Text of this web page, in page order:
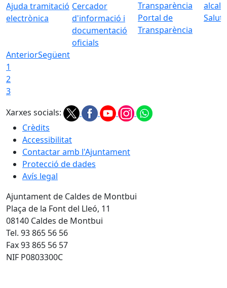
Ajuda tramitació
electrònica
Cercador
d'informació i
documentació
oficials
Portal de
Transparència
AnteriorSegüent
1
2
3
Xarxes socials:
Crèdits
Accessibilitat
Contactar amb l'Ajuntament
Protecció de dades
Avís legal
Ajuntament de Caldes de Montbui
Plaça de la Font del Lleó, 11
08140 Caldes de Montbui
Tel. 93 865 56 56
Fax 93 865 56 57
NIF P0803300C